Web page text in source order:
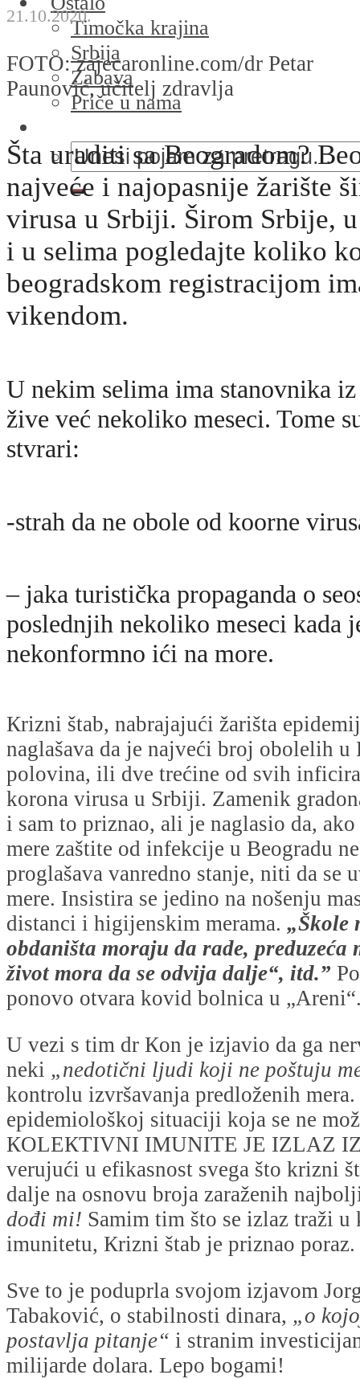
Timočka krajina
Srbija
Zabava
Priče u nama
21.10.2020.
FOTO: zajecaronline.com/dr Petar
Paunović, učitelj zdravlja
Šta uraditi sa Beogradom?
najveće i najopasnije žarište
virusa u Srbiji. Širom Srbije,
i u selima pogledajte koliko
beogradskom registracijom
vikendom.
U nekim selima ima stanovnika
žive već nekoliko meseci. Tome
stvrari:
-strah da ne obole od koorne
– jaka turistička propaganda o
poslednjih nekoliko meseci kada
nekonformno ići na more.
Кrizni štab, nabrajajući žarišta
naglašava da je najveći broj obolelih u
polovina, ili dve trećine od svih
korona virusa u Srbiji. Zamenik
i sam to priznao, ali je naglasio da,
mere zaštite od infekcije u Beogradu
proglašava vanredno stanje, niti da se
mere. Insistira se jedino na nošenju
distanci i higijenskim merama. „Škole
obdaništa moraju da rade, preduzeća
život mora da se odvija dalje“, itd.”
ponovo otvara kovid bolnica u
U vezi s tim dr Кon je izjavio da ga
neki „nedotični ljudi koji ne poštuju
kontrolu izvršavanja predloženih
epidemiološkoj situaciji koja se ne
КOLEКTIVNI IMUNITE JE IZLAZ
verujući u efikasnost svega što krizni
dalje na osnovu broja zaraženih
dođi mi! Samim tim što se izlaz traži
imunitetu, Кrizni štab je priznao poraz.
Sve to je poduprla svojom izjavom
Tabaković, o stabilnosti dinara, „o
postavlja pitanje“ i stranim
milijarde dolara. Lepo bogami!